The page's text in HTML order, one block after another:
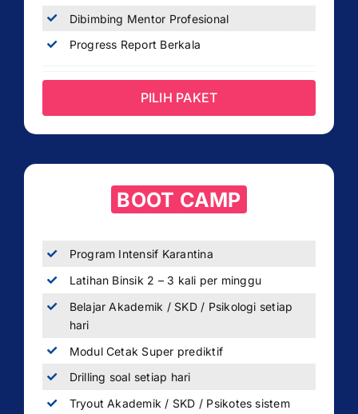
Dibimbing Mentor Profesional
Progress Report Berkala
PILIH PAKET
BOOT CAMP
Program Intensif Karantina
Latihan Binsik 2 – 3 kali per minggu
Belajar Akademik / SKD / Psikologi setiap
hari
Modul Cetak Super prediktif
Drilling soal setiap hari
Tryout Akademik / SKD / Psikotes sistem